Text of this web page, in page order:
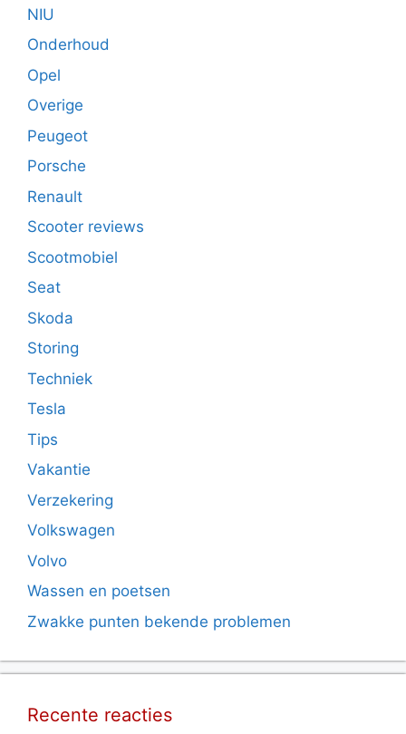
NIU
Onderhoud
Opel
Overige
Peugeot
Porsche
Renault
Scooter reviews
Scootmobiel
Seat
Skoda
Storing
Techniek
Tesla
Tips
Vakantie
Verzekering
Volkswagen
Volvo
Wassen en poetsen
Zwakke punten bekende problemen
Recente reacties